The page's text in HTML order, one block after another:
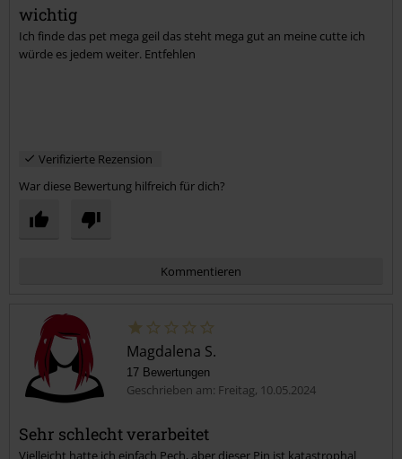
Kommentar jetzt abschicken!
wichtig
Ich finde das pet mega geil das steht mega gut an meine cutte ich
würde es jedem weiter. Entfehlen
Verifizierte Rezension
War diese Bewertung hilfreich für dich?
Kommentieren
Kommentar jetzt abschicken!
Magdalena S.
17 Bewertungen
Geschrieben am: Freitag, 10.05.2024
Sehr schlecht verarbeitet
Vielleicht hatte ich einfach Pech, aber dieser Pin ist katastrophal